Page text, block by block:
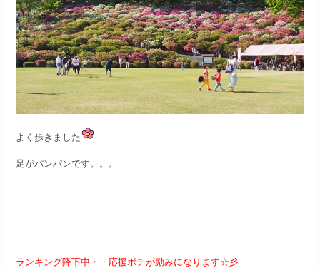
よく歩きました
足がパンパンです。。。
ランキング降下中・・応援ポチが励みになります☆彡